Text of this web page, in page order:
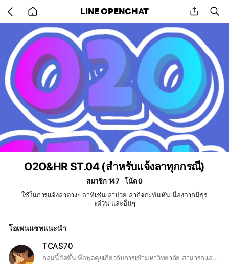
back
to
home
LINE OPENCHAT share
O2O&HR ST.04 (สำหรับแจ้งลาทุกกรณี)
สมาชิก 147
โน้ต 0
ใช้ในการแจ้งลาต่างๆ อาทิเช่น ลาป่วย ลากิจกะทันหันเนื่องจากมีธุร
ะด่วน และอื่นๆ
โอเพนแชทแนะนำ
TCAS70
กลุ่มนี้จัดขึ้นเพื่อพูดคุยเกี่ยวกับการเข้ามหาวิทยาลัย สามารถแลกเปลี่ยนข้อมูลและความรู้ได้เลยค่ะ #dek70 #dek71 #dek72 #เด็กซิ่ว